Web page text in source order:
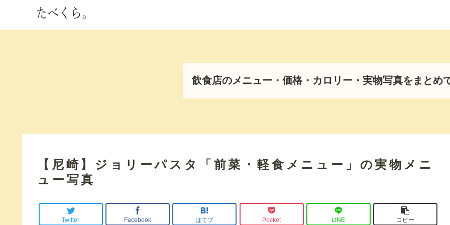
飲食店のメニュー・価格・カロリー・実物写真をまとめ
【尼崎】ジョリーパスタ「前菜・軽食メニュー」の実物メニ
ュー写真
Twitter Facebook はてブ Pocket LINE コピー